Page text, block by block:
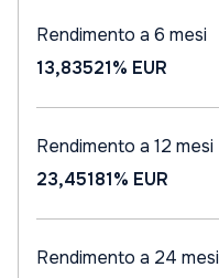
Rendimento a 6 mesi
13,83521% EUR
Rendimento a 12 mesi
23,45181% EUR
Rendimento a 24 mesi